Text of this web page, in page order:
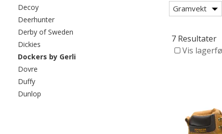
DecoyFiltrer etter category: Decoy
DeerhunterFiltrer etter category: Deerhunter
Derby of Sweden
Dickies
Dockers by Gerlivalgte For øyeblikket sortert etter category:
Dovre
DuffyFiltrer etter category: Duffy
Dunlop
Gramvekt
7 Resultater
Vis